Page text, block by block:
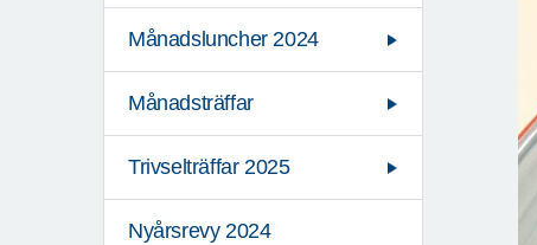
Månadsluncher 2024
Månadsträffar
Trivselträffar 2025
Nyårsrevy 2024